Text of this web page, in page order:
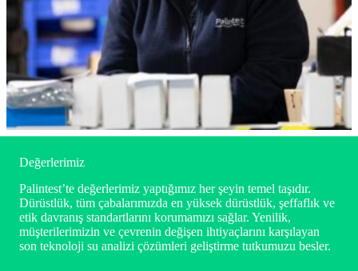
Değerlerimiz
Palintest’te değerlerimiz yaptığımız her şeyin temel taşıdır.
Dürüstlük, tüm çabalarımızda en yüksek dürüstlük, şeffaflık ve
etik davranış standartlarını korumamızı sağlar. Yenilik,
müşterilerimizin ve çevrenin değişen ihtiyaçlarını karşılayan
son teknoloji su analizi çözümleri geliştirme tutkumuzu besler.